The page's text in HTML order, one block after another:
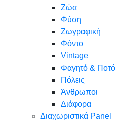
Ζώα
Φύση
Ζωγραφική
Φόντο
Vintage
Φαγητό & Ποτό
Πόλεις
Άνθρωποι
Διάφορα
Διαχωριστικά Panel